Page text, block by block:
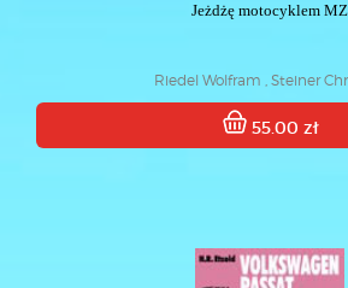
Jeżdżę motocyklem MZ
Riedel Wolfram , Steiner
55.00 zł